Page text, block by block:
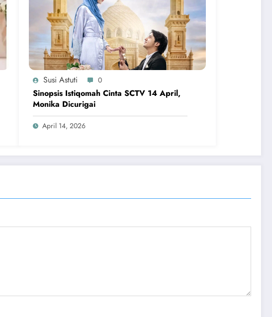
Susi Astuti 0
Sinopsis Istiqomah Cinta SCTV 14 April,
Monika Dicurigai
April 14, 2026